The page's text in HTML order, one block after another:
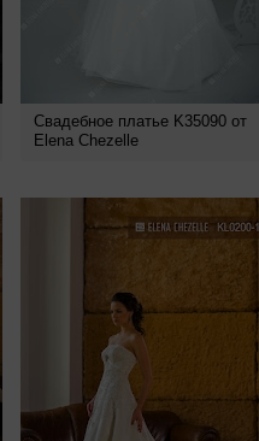
Свадебное платье K35090 от
Elena Chezelle